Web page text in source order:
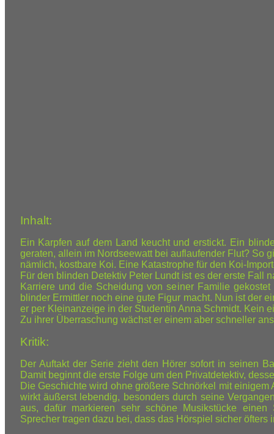
Inhalt:
Ein Karpfen auf dem Land keucht und erstickt. Ein
geraten, allein im Nordseewatt bei auflaufender Flut? So
nämlich, kostbare Koi. Eine Katastrophe für den Koi-
Für den blinden Detektiv Peter Lundt ist es der erste Fall
Karriere und die Scheidung von seiner Familie
blinder Ermittler noch eine gute Figur macht. Nun ist der
er per Kleinanzeige in der Studentin Anna Schmidt. Kein
Zu ihrer Überraschung wächst er einem aber schneller
Kritik:
Der Auftakt der Serie zieht den Hörer sofort in seinen
Damit beginnt die erste Folge um den Privatdetektiv,
Die Geschichte wird ohne größere Schnörkel mit
wirkt äußerst lebendig, besonders durch seine
aus, dafür markieren sehr schöne Musikstücke einen
Sprecher tragen dazu bei, dass das Hörspiel sicher öfters